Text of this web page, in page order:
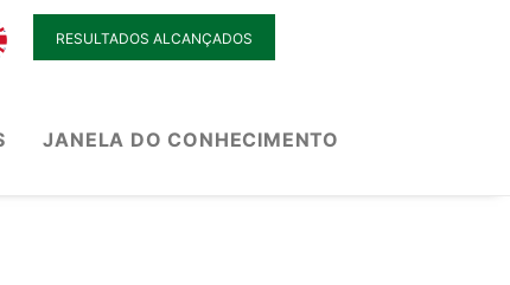
RESULTADOS ALCANÇADOS
JANELA DO CONHECIMENTO